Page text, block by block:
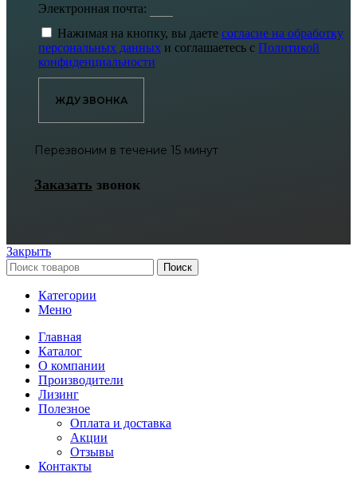
Электронная почта:
Нажимая на кнопку, вы даете согласие на обработку
персональных данных и соглашаетесь с Политикой
конфиденциальности
ЖДУ ЗВОНКА
Перезвоним в течение 15 минут
Заказать звонок
Закрыть
Поиск
Категории
Меню
Главная
Каталог
О компании
Производители
Лизинг
Полезное
Оплата и доставка
Акции
Отзывы
Контакты